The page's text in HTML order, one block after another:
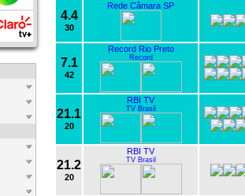
4.4
30
Rede Câmara SP
7.1
42
Record Rio Preto
Record
21.1
20
RBI TV
TV Brasil
21.2
20
RBI TV
TV Brasil